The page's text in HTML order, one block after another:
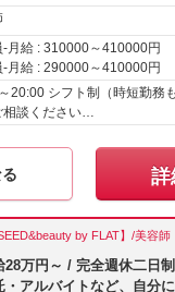
-月給 : 310000～410000円
-月給 : 290000～410000円
-月給 :222300～ 258750円
20:00 シフト制（時短勤務
相談ください…
詳
by FLAT】/美容師
28万円～ / 完全週休二日
アルバイトなど、自分